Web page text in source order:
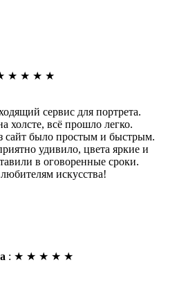
★ ★ ★ ★
сервис для портрета.
холсте, всё прошло легко.
сайт было простым и быстрым.
удивило, цвета яркие и
в оговоренные сроки.
искусства!
: ★ ★ ★ ★ ★